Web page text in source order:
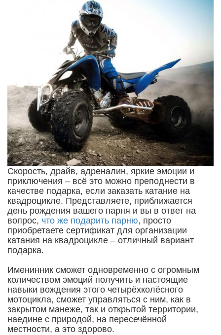
Скорость, драйв, адреналин, яркие эмоции и
приключения – всё это можно преподнести в
качестве подарка, если заказать катание на
квадроцикле. Представляете, приближается
день рождения вашего парня и вы в ответ на
вопрос, что же подарить парню, просто
приобретаете сертификат для организации
катания на квадроцикле – отличный вариант
подарка.
Именинник сможет одновременно с огромным
количеством эмоций получить и настоящие
навыки вождения этого четырёхколёсного
мотоцикла, сможет управляться с ним, как в
закрытом манеже, так и открытой территории,
наедине с природой, на пересечённой
местности, а это здорово.